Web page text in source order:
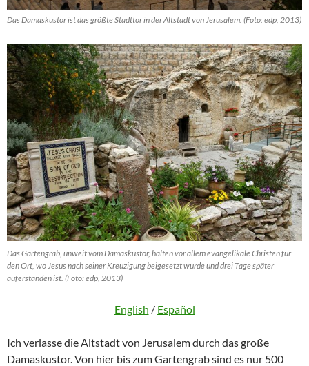
Das Damaskustor ist das größte Stadttor in der Altstadt von Jerusalem. (Foto: edp, 2013)
Das Gartengrab, unweit vom Damaskustor, halten vor allem evangelikale Christen für
den Ort, wo Jesus nach seiner Kreuzigung beigesetzt wurde und drei Tage später
auferstanden ist. (Foto: edp, 2013)
English / Español
Ich verlasse die Altstadt von Jerusalem durch das große
Damaskustor. Von hier bis zum Gartengrab sind es nur 500